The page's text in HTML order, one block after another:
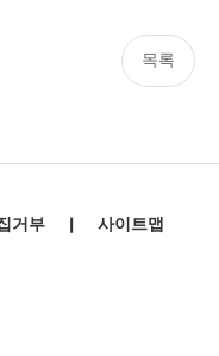
목록
거부 | 사이트맵